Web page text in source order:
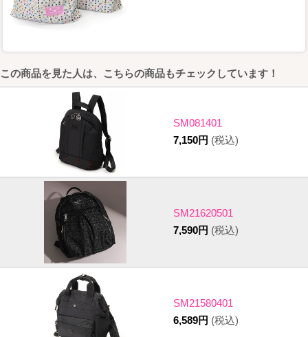
この商品を見た人は、こちらの商品もチェックしています！
SM081401
7,150円 (税込)
SM21620501
7,590円 (税込)
SM21580401
6,589円 (税込)